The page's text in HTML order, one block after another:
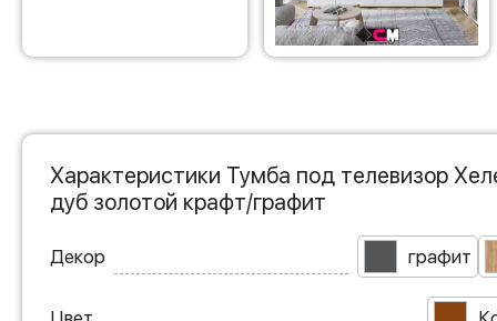
Характеристики Тумба под телевизор
дуб золотой крафт/графит
Декор графит